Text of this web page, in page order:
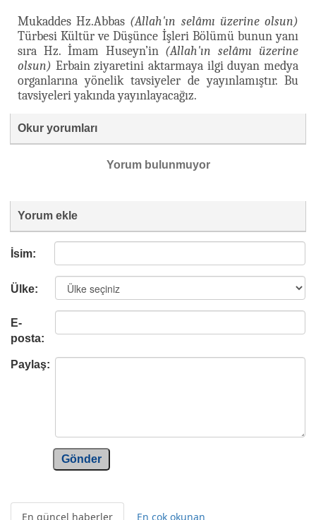
Mukaddes Hz.Abbas (Allah'ın selâmı üzerine olsun)
Türbesi Kültür ve Düşünce İşleri Bölümü bunun yanı
sıra Hz. İmam Huseyn’in (Allah'ın selâmı üzerine
olsun) Erbain ziyaretini aktarmaya ilgi duyan medya
organlarına yönelik tavsiyeler de yayınlamıştır. Bu
tavsiyeleri yakında yayınlayacağız.
Okur yorumları
Yorum bulunmuyor
Yorum ekle
İsim:
Ülke:
E-
posta:
Paylaş:
Gönder
En güncel haberler En çok okunan